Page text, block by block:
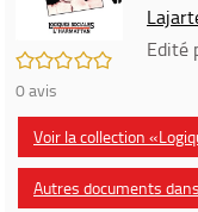
/5
0avis
Edité
Voir la collection
Autres documents